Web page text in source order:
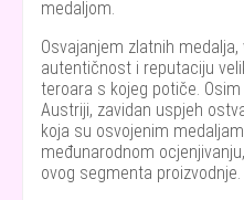
medaljom.
Osvajanjem zlatnih
autentičnost i reputaciju
teroara s kojeg potiče.
Austriji, zavidan uspjeh
koja su osvojenim
međunarodnom
ovog segmenta proizvodnje.